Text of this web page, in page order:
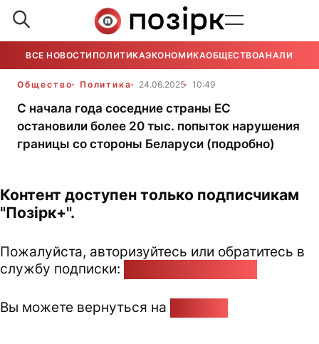
ВСЕ НОВОСТИ ПОЛИТИКАЭКОНОМИКАОБЩЕСТВОАНАЛИТИКА
Общество Политика 24.06.2025 10:49
С начала года соседние страны ЕС
остановили более 20 тыс. попыток нарушения
границы со стороны Беларуси (подробно)
Контент доступен только подписчикам
"Позірк+".
Пожалуйста, авторизуйтесь или обратитесь в
службу подписки:
Вы можете вернуться на